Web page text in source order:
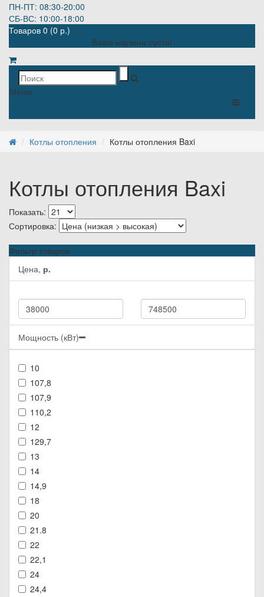
ПН-ПТ: 08:30-20:00
СБ-ВС: 10:00-18:00
Товаров 0 (0 р.)
Ваша корзина пуста!
Меню
Котлы отопления Котлы отопления Baxi
Котлы отопления Baxi
Показать:
Сортировка:
Фильтр товаров
Цена, р.
Мощность (кВт)
10
107,8
107,9
110,2
12
129,7
13
14
14,9
18
20
21.8
22
22,1
24
24,4